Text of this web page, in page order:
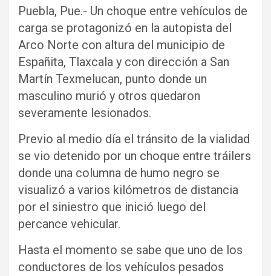
Puebla, Pue.- Un choque entre vehículos de
carga se protagonizó en la autopista del
Arco Norte con altura del municipio de
Españita, Tlaxcala y con dirección a San
Martín Texmelucan, punto donde un
masculino murió y otros quedaron
severamente lesionados.
Previo al medio día el tránsito de la vialidad
se vio detenido por un choque entre tráilers
donde una columna de humo negro se
visualizó a varios kilómetros de distancia
por el siniestro que inició luego del
percance vehicular.
Hasta el momento se sabe que uno de los
conductores de los vehículos pesados